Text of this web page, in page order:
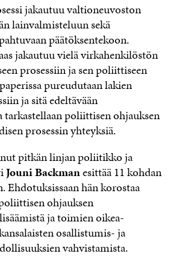
jakautuu valtioneuvoston
lainvalmisteluun sekä
päätöksentekoon.
jakautuu vielä virkahenkilöstön
prosessiin ja sen poliittiseen
pureudutaan lakien
ja sitä edeltävään
poliittisen ohjauksen
prosessin yhteyksiä.
pitkän linjan poliitikko ja
Jouni Backmanesittää 11 kohdan
Ehdotuksissaan hän korostaa
ohjauksen
ja toimien oikea-
osallistumis- ja
vahvistamista.